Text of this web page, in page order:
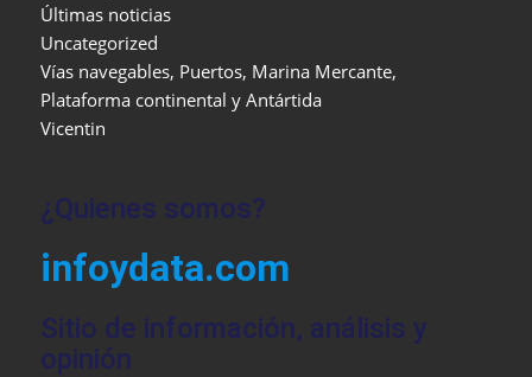
Últimas noticias
Uncategorized
Vías navegables, Puertos, Marina Mercante,
Plataforma continental y Antártida
Vicentin
¿Quienes somos?
infoydata.com
Sitio de información, análisis y
opinión